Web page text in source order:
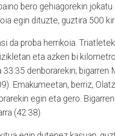
bero gehiagorekin
egin dituzte, guztira 500
da proba herrikoia.
eta azken bi
33:35 denborarekin; bigarren
Emakumeetan, berriz,
egin eta gero.
(42:38).